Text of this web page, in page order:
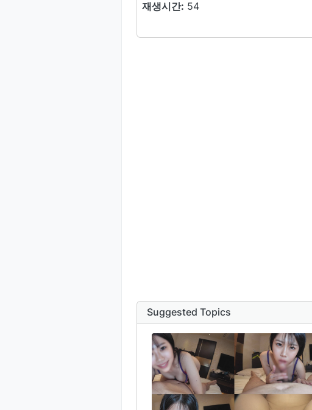
재생시간: 54
Suggested Topics